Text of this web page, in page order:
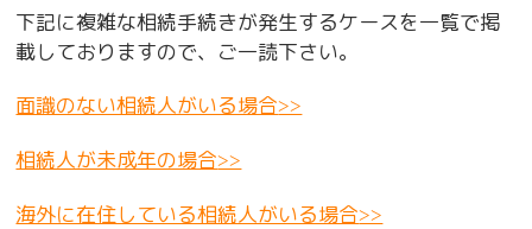
下記に複雑な相続手続きが発生するケースを一覧で掲
載しておりますので、ご一読下さい。
面識のない相続人がいる場合>>
相続人が未成年の場合>>
海外に在住している相続人がいる場合>>